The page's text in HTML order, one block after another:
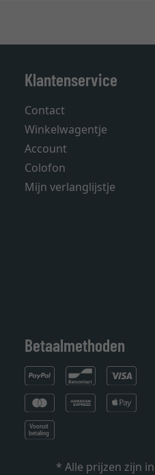
Klantenservice
Contact
Winkelwagentje
Account
Colofon
Mijn verlanglijstje
Betaalmethoden
* Alle prijzen zijn